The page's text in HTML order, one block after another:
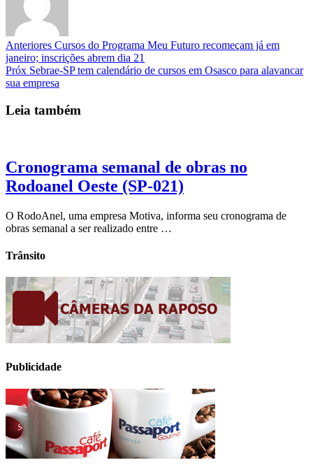
Anteriores Cursos do Programa Meu Futuro recomeçam já em
janeiro; inscrições abrem dia 21
Próx Sebrae-SP tem calendário de cursos em Osasco para alavancar
sua empresa
Leia também
Cronograma semanal de obras no
Rodoanel Oeste (SP-021)
O RodoAnel, uma empresa Motiva, informa seu cronograma de
obras semanal a ser realizado entre …
Trânsito
Publicidade